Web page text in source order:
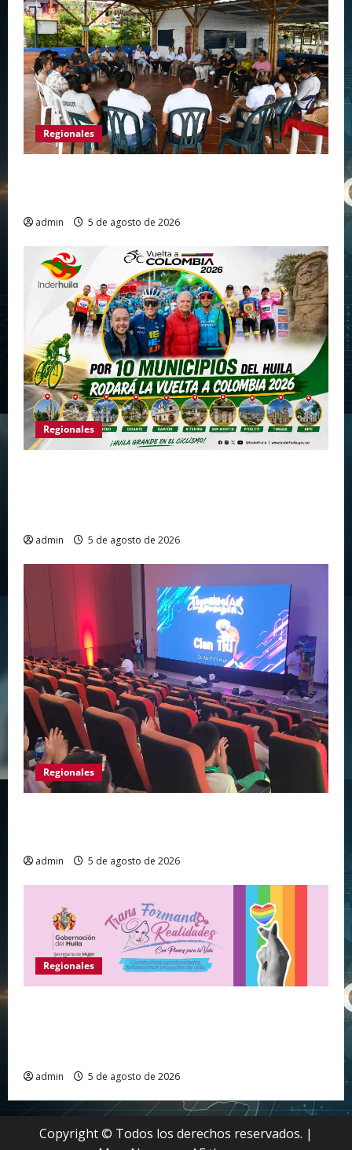
Regionales
admin 5 de agosto de 2026
Regionales
admin 5 de agosto de 2026
Regionales
admin 5 de agosto de 2026
Regionales
admin 5 de agosto de 2026
Copyright © Todos los derechos reservados. |